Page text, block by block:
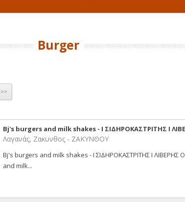
Burger
>>
Bj's burgers and milk shakes - Ι ΣΙΔΗΡΟΚΑΣΤΡΙΤΗΣ Ι
Λαγανάς, Ζακυνθος - ΖΑΚΥΝΘΟΥ
Bj's burgers and milk shakes - Ι ΣΙΔΗΡΟΚΑΣΤΡΙΤΗΣ Ι ΛΙΒΕΡΗΣ
and milk...